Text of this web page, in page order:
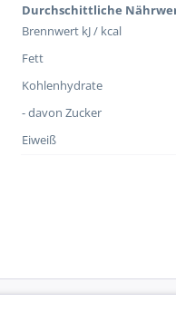
Durchschittliche
Brennwert kJ / kcal
Fett
Kohlenhydrate
- davon Zucker
Eiweiß